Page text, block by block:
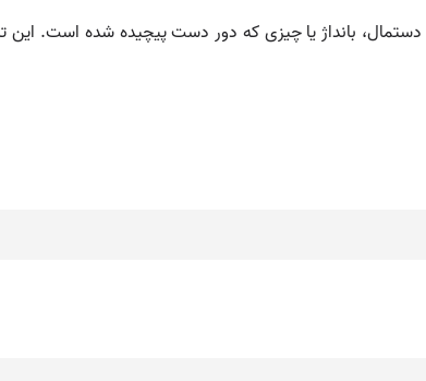
بانداژ یا چیزی که دور دست پیچیده شده است. این